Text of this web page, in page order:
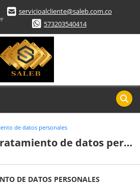
▼
servicioalcliente@saleb.com.co
573203540414
de datos personales
Política para el tratamiento de datos personales
DE DATOS PERSONALES